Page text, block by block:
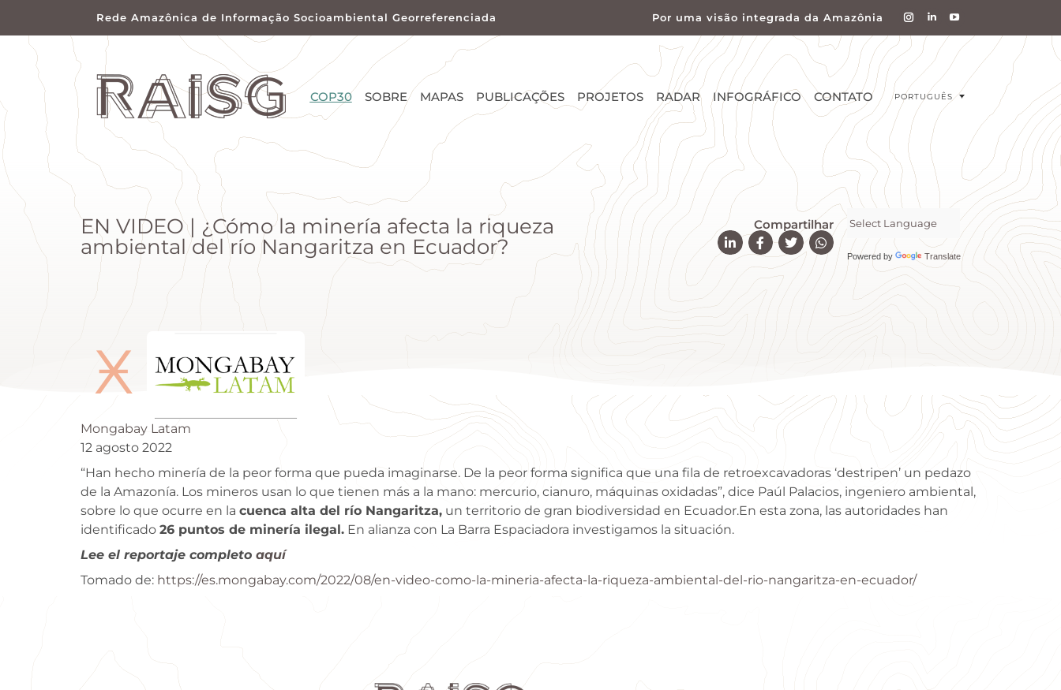
Rede Amazônica de Informação Socioambiental Georreferenciada Por uma visão integrada da Amazônia
COP30 SOBRE MAPAS PUBLICAÇÕES PROJETOS RADAR INFOGRÁFICO CONTATO PORTUGUÊS
EN VIDEO | ¿Cómo la minería afecta la riqueza
ambiental del río Nangaritza en Ecuador?
Compartilhar
Powered by Translate
Ӿ
Mongabay Latam
12 agosto 2022
“Han hecho minería de la peor forma que pueda imaginarse. De la peor forma significa que una fila de retroexcavadoras ‘destripen’ un pedazo
de la Amazonía. Los mineros usan lo que tienen más a la mano: mercurio, cianuro, máquinas oxidadas”, dice Paúl Palacios, ingeniero ambiental,
sobre lo que ocurre en la cuenca alta del río Nangaritza, un territorio de gran biodiversidad en Ecuador.En esta zona, las autoridades han
identificado 26 puntos de minería ilegal. En alianza con La Barra Espaciadora investigamos la situación.
Lee el reportaje completo aquí
Tomado de: https://es.mongabay.com/2022/08/en-video-como-la-mineria-afecta-la-riqueza-ambiental-del-rio-nangaritza-en-ecuador/